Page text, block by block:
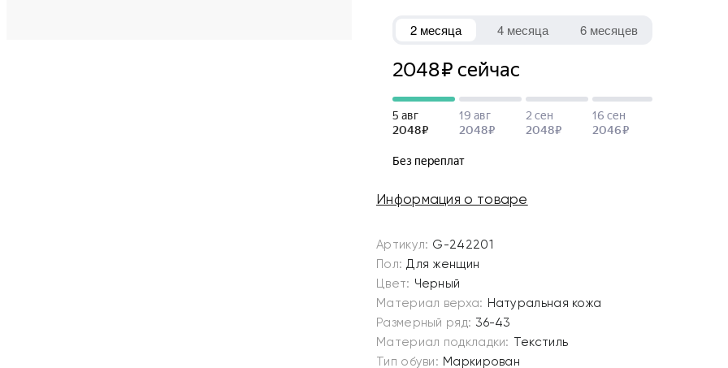
Информация о товаре
Артикул: G-242201
Пол: Для женщин
Цвет: Черный
Материал верха: Натуральная кожа
Размерный ряд: 36-43
Материал подкладки: Текстиль
Тип обуви: Маркирован